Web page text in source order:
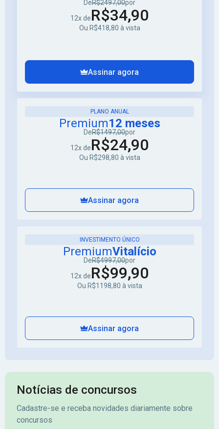
DeR$2497,00por
12x deR$34,90
Ou R$418,80 à vista
Assinar agora
PLANO ANUAL
Premium12 meses
DeR$1497,00por
12x deR$24,90
Ou R$298,80 à vista
Assinar agora
INVESTIMENTO ÚNICO
PremiumVitalício
DeR$4997,00por
12x deR$99,90
Ou R$1198,80 à vista
Assinar agora
Notícias de concursos
Cadastre-se e receba novidades diariamente sobre
concursos